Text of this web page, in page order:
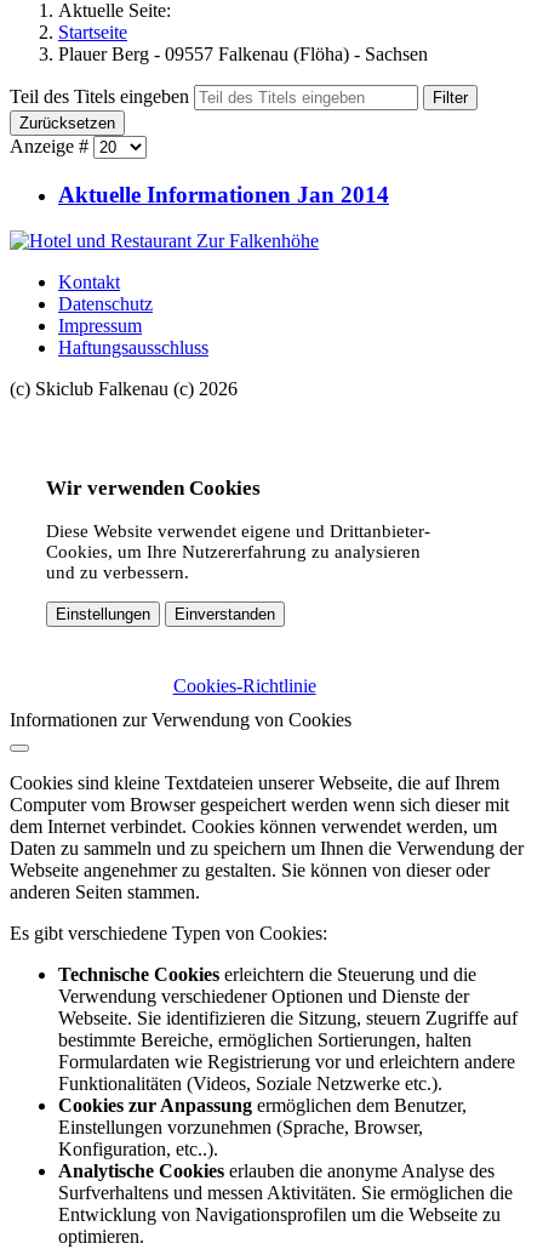
Aktuelle Seite:
Startseite
Plauer Berg - 09557 Falkenau (Flöha) - Sachsen
Teil des Titels eingeben
Filter
Zurücksetzen
Anzeige #
Aktuelle Informationen Jan 2014
Kontakt
Datenschutz
Impressum
Haftungsausschluss
(c) Skiclub Falkenau (c) 2026
Wir verwenden Cookies
Diese Website verwendet eigene und Drittanbieter-
Cookies, um Ihre Nutzererfahrung zu analysieren
und zu verbessern.
Einstellungen Einverstanden
Cookies-Richtlinie
Informationen zur Verwendung von Cookies
Cookies sind kleine Textdateien unserer Webseite, die auf Ihrem
Computer vom Browser gespeichert werden wenn sich dieser mit
dem Internet verbindet. Cookies können verwendet werden, um
Daten zu sammeln und zu speichern um Ihnen die Verwendung der
Webseite angenehmer zu gestalten. Sie können von dieser oder
anderen Seiten stammen.
Es gibt verschiedene Typen von Cookies:
Technische Cookies erleichtern die Steuerung und die
Verwendung verschiedener Optionen und Dienste der
Webseite. Sie identifizieren die Sitzung, steuern Zugriffe auf
bestimmte Bereiche, ermöglichen Sortierungen, halten
Formulardaten wie Registrierung vor und erleichtern andere
Funktionalitäten (Videos, Soziale Netzwerke etc.).
Cookies zur Anpassung ermöglichen dem Benutzer,
Einstellungen vorzunehmen (Sprache, Browser,
Konfiguration, etc..).
Analytische Cookies erlauben die anonyme Analyse des
Surfverhaltens und messen Aktivitäten. Sie ermöglichen die
Entwicklung von Navigationsprofilen um die Webseite zu
optimieren.